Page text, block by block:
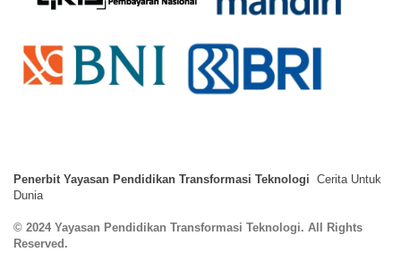
Penerbit Yayasan Pendidikan Transformasi Teknologi Cerita Untuk
Dunia
© 2024 Yayasan Pendidikan Transformasi Teknologi. All Rights
Reserved.